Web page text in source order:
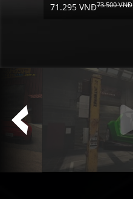
71.295 VNĐ73.500 VNĐ